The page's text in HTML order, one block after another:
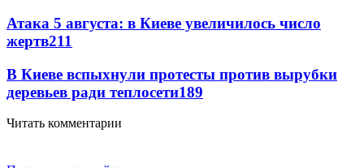
Атака 5 августа: в Киеве увеличилось число
жертв211
В Киеве вспыхнули протесты против вырубки
деревьев ради теплосети189
Читать комментарии